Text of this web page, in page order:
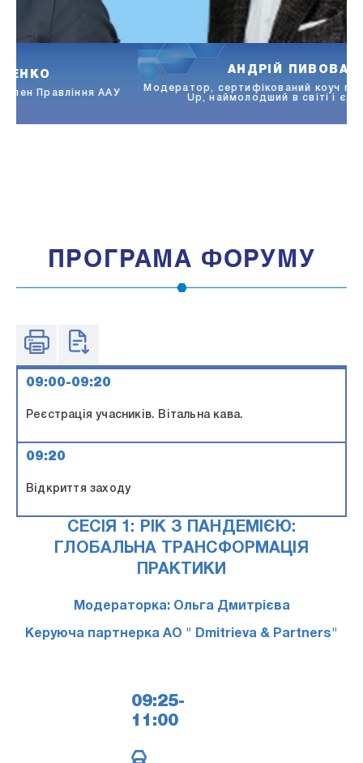
АНДРІЙ ПИВОВАРОВ
Модератор, сертифікований коуч по концепції Scaling
Up, наймолодший в світі і єдиний в СНД
ПРОГРАМА ФОРУМУ
09:00-09:20
Реєстрація учасників. Вітальна кава.
09:20
Відкриття заходу
СЕСІЯ 1: РІК З ПАНДЕМІЄЮ:
ГЛОБАЛЬНА ТРАНСФОРМАЦІЯ
ПРАКТИКИ
Модераторка: Ольга Дмитрієва
Керуюча партнерка АО " Dmitrieva & Partners"
09:25-
11:00